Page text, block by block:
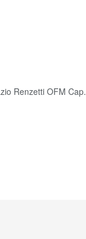
Renzetti OFM Cap.